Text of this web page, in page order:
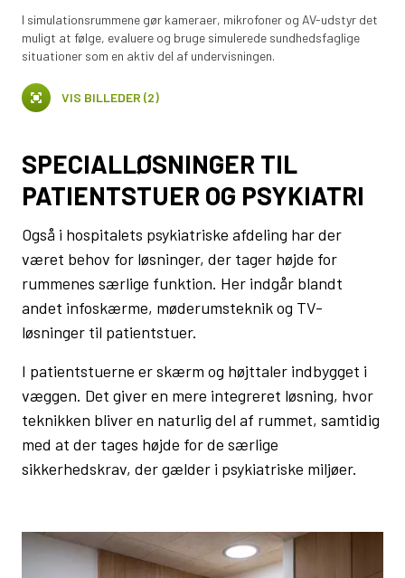
I simulationsrummene gør kameraer, mikrofoner og AV-udstyr det
muligt at følge, evaluere og bruge simulerede sundhedsfaglige
situationer som en aktiv del af undervisningen.
VIS BILLEDER (2)
SPECIALLØSNINGER TIL
PATIENTSTUER OG PSYKIATRI
Også i hospitalets psykiatriske afdeling har der
været behov for løsninger, der tager højde for
rummenes særlige funktion. Her indgår blandt
andet infoskærme, møderumsteknik og TV-
løsninger til patientstuer.
I patientstuerne er skærm og højttaler indbygget i
væggen. Det giver en mere integreret løsning, hvor
teknikken bliver en naturlig del af rummet, samtidig
med at der tages højde for de særlige
sikkerhedskrav, der gælder i psykiatriske miljøer.